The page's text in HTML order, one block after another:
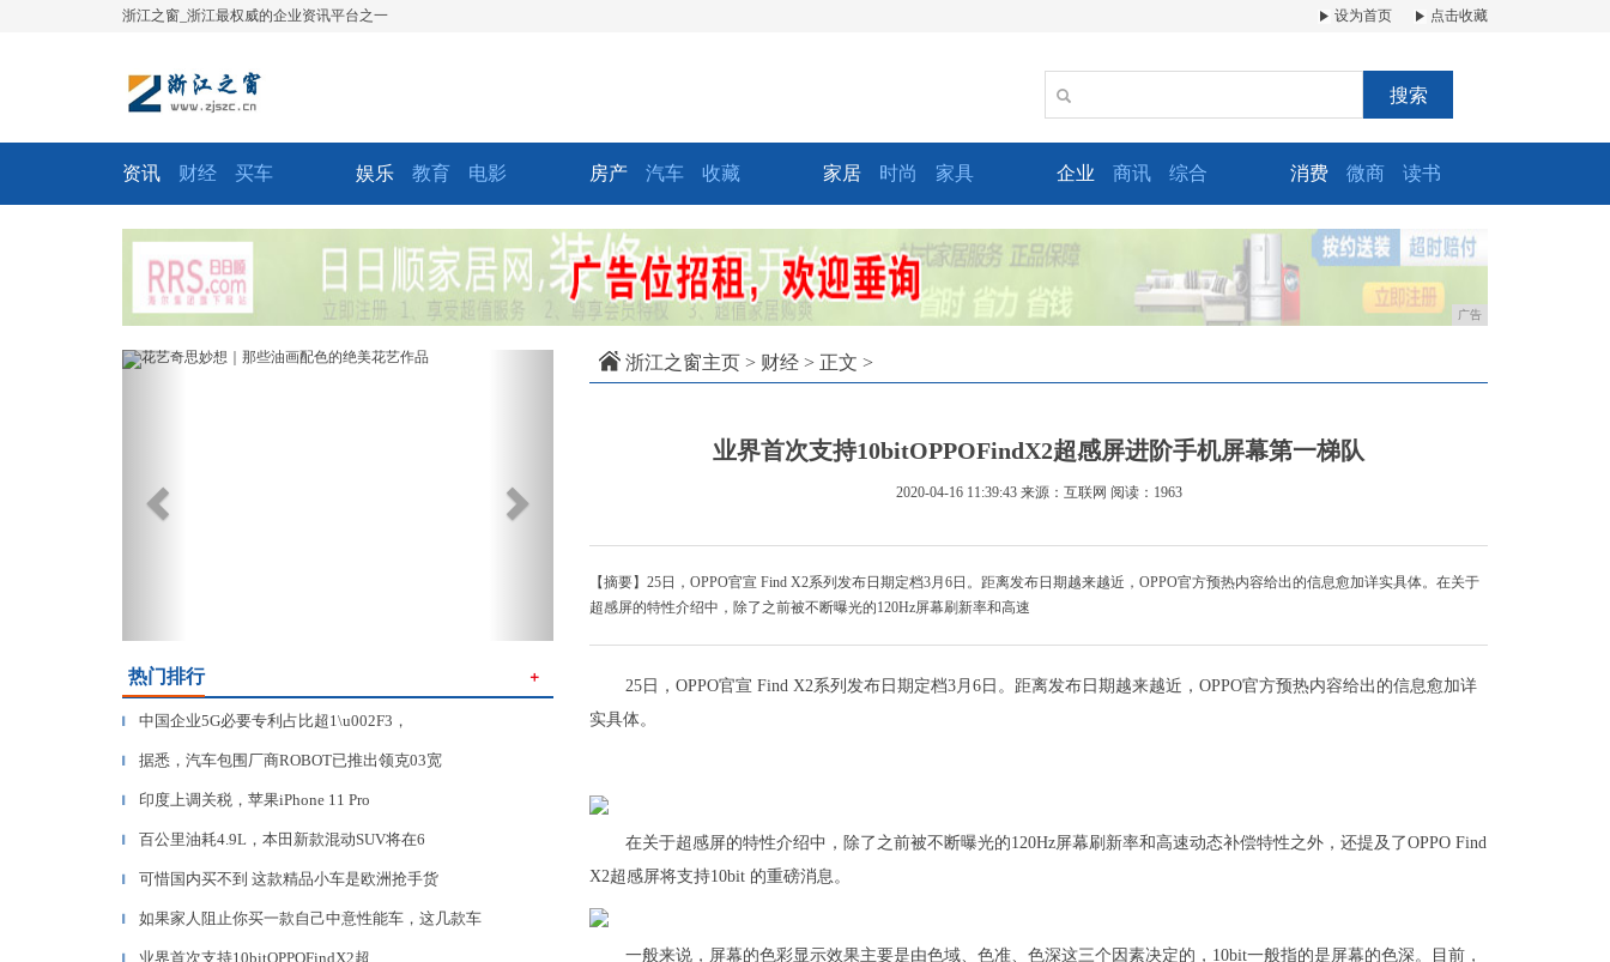
浙江之窗_浙江最权威的企业资讯平台之一 设为首页 点击收藏
搜索
资讯 财经 买车 娱乐 教育 电影 房产 汽车 收藏 家居 时尚 家具 企业 商讯 综合 消费 微商 读书
广告
Previous
热门排行 ＋
▎ 中国企业5G必要专利占比超1\u002F3，
▎ 据悉，汽车包围厂商ROBOT已推出领克03宽
▎ 印度上调关税，苹果iPhone 11 Pro
▎ 百公里油耗4.9L，本田新款混动SUV将在6
▎ 可惜国内买不到 这款精品小车是欧洲抢手货
▎ 如果家人阻止你买一款自己中意性能车，这几款车
业界首次支持10bitOPPOFindX2超
浙江之窗主页 > 财经 > 正文 >
业界首次支持10bitOPPOFindX2超感屏进阶手机屏幕第一梯队
2020-04-16 11:39:43 来源：互联网 阅读：1963
【摘要】25日，OPPO官宣 Find X2系列发布日期定档3月6日。距离发布日期越来越近，OPPO官方预热内容给出的信息愈加详实具体。在关于
超感屏的特性介绍中，除了之前被不断曝光的120Hz屏幕刷新率和高速
25日，OPPO官宣 Find X2系列发布日期定档3月6日。距离发布日期越来越近，OPPO官方预热内容给出的信息愈加详
实具体。
在关于超感屏的特性介绍中，除了之前被不断曝光的120Hz屏幕刷新率和高速动态补偿特性之外，还提及了OPPO Find
X2超感屏将支持10bit 的重磅消息。
一般来说，屏幕的色彩显示效果主要是由色域、色准、色深这三个因素决定的，10bit一般指的是屏幕的色深。目前，